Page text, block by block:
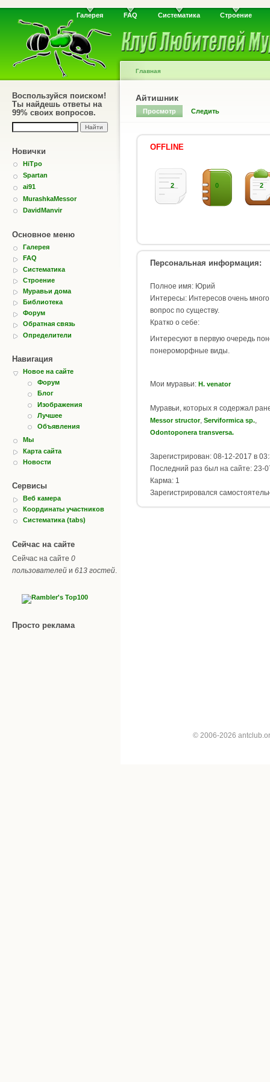
Галерея FAQ Систематика Строение
Воспользуйся поиском!
Ты найдешь ответы на
99% своих вопросов.
Новички
HiTpo
Spartan
ai91
MurashkaMessor
DavidManvir
Основное меню
Галерея
FAQ
Систематика
Строение
Муравьи дома
Библиотека
Форум
Обратная связь
Определители
Навигация
Новое на сайте
Форум
Блог
Изображения
Лучшее
Объявления
Мы
Карта сайта
Новости
Сервисы
Веб камера
Координаты участников
Систематика (tabs)
Сейчас на сайте
Сейчас на сайте 0
пользователей и 613 гостей.
Просто реклама
Главная
Айтишник
Просмотр Следить
OFFLINE
2 0 2
Персональная информация:
Полное имя: Юрий
Интересы: Интересов очень
вопрос по существу.
Кратко о себе:
Интересуют в первую очередь
понероморфные виды.
Мои муравьи: H. venator
Муравьи, которых я содержал
Messor structor, Serviformica sp.
Odontoponera transversa.
Зарегистрирован: 08-12-2017 в
Последний раз был на сайте: 23-
Карма: 1
Зарегистрировался
© 2006-2026